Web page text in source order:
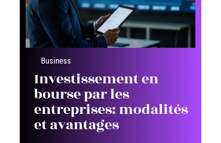
Business
Investissement en
bourse par les
entreprises: modalités
et avantages